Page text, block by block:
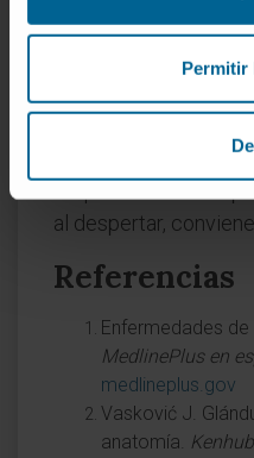
Permitir
La producción de
circadiano y se
estimulación
al despertar,
Referencias
Enfermedades de
MedlinePlus en
medlineplus.gov
Vasković J.
anatomía. Kenhub